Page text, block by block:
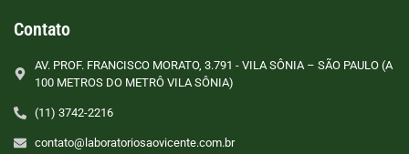
Contato
AV. PROF. FRANCISCO MORATO, 3.791 - VILA SÔNIA – SÃO PAULO (A
100 METROS DO METRÔ VILA SÔNIA)
(11) 3742-2216
contato@laboratoriosaovicente.com.br